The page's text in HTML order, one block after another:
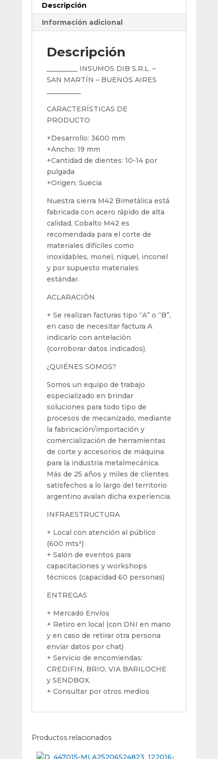
Descripción
Información adicional
Descripción
_________ INSUMOS DIB S.R.L. –
SAN MARTÍN – BUENOS AIRES
CARACTERÍSTICAS DE
PRODUCTO
+Desarrollo: 3600 mm
+Ancho: 19 mm
+Cantidad de dientes: 10-14 por
pulgada
+Origen: Suecia
Nuestra sierra M42 Bimetálica está
fabricada con acero rápido de alta
calidad, Cobalto M42 es
recomendada para el corte de
materiales difíciles como
inoxidables, monel, níquel, inconel
y por supuesto materiales
estándar.
ACLARACIÓN
+ Se realizan facturas tipo “A” o “B”,
en caso de necesitar factura A
indicarlo con antelación
(corroborar datos indicados).
¿QUIÉNES SOMOS?
Somos un equipo de trabajo
especializado en brindar
soluciones para todo tipo de
procesos de mecanizado, mediante
la fabricación/importación y
comercialización de herramientas
de corte y accesorios de máquina
para la industria metalmecánica.
Más de 25 años y miles de clientes
satisfechos a lo largo del territorio
argentino avalan dicha experiencia.
INFRAESTRUCTURA
+ Local con atención al público
(600 mts²)
+ Salón de eventos para
capacitaciones y workshops
técnicos (capacidad 60 personas)
ENTREGAS
+ Mercado Envíos
+ Retiro en local (con DNI en mano
y en caso de retirar otra persona
enviar datos por chat)
+ Servicio de encomiendas:
CREDIFIN, BRIO, VIA BARILOCHE
y SENDBOX.
+ Consultar por otros medios
Productos relacionados